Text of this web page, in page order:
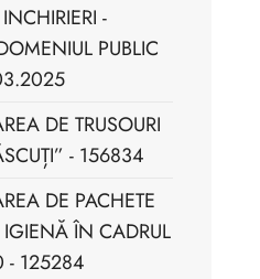
-
PUBLIC
DE TRUSOURI
- 156834
DE PACHETE
ÎN CADRUL
- 125284